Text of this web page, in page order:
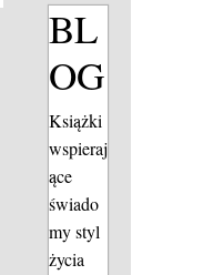
BL
OG
Książki
wspieraj
ące
świado
my styl
życia